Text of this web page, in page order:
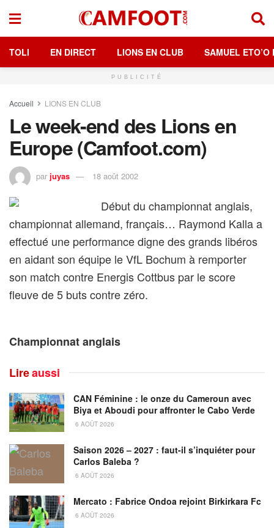
TOLI EN DIRECT LIONS EN CLUB SAMUEL ETO’O
PUBLICITÉ
Accueil LIONS EN CLUB
Le week-end des Lions en
Europe (Camfoot.com)
par juyas 18 août 2002
Début du championnat anglais,
championnat allemand, français… Raymond Kalla a
effectué une performance digne des grands libéros
en aidant son équipe le VfL Bochum à remporter
son match contre Energis Cottbus par le score
fleuve de 5 buts contre zéro.
Championnat anglais
Lireaussi
CAN Féminine : le onze du Cameroun avec
Biya et Aboudi pour affronter le Cabo Verde
6 AOÛT 2026
Saison 2026 – 2027 : faut-il s’inquiéter pour
Carlos Baleba ?
6 AOÛT 2026
Mercato : Fabrice Ondoa rejoint Birkirkara Fc
6 AOÛT 2026